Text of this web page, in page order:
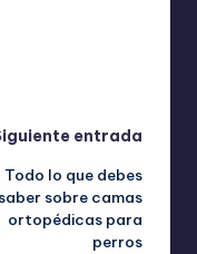
entrada
Todo lo que debes
saber sobre camas
ortopédicas para
perros